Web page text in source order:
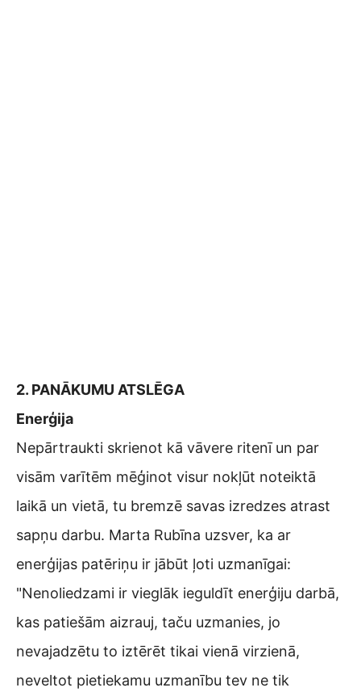
2. PANĀKUMU ATSLĒGA
Enerģija
Nepārtraukti skrienot kā vāvere ritenī un par
visām varītēm mēģinot visur nokļūt noteiktā
laikā un vietā, tu bremzē savas izredzes atrast
sapņu darbu. Marta Rubīna uzsver, ka ar
enerģijas patēriņu ir jābūt ļoti uzmanīgai:
"Nenoliedzami ir vieglāk ieguldīt enerģiju darbā,
kas patiešām aizrauj, taču uzmanies, jo
nevajadzētu to iztērēt tikai vienā virzienā,
neveltot pietiekamu uzmanību tev ne tik